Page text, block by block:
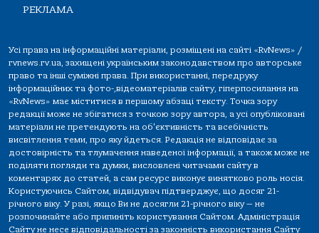
РЕКЛАМА
Усі права на інформаційні матеріали, розміщені на сайті «RvNews» /
rvnews.rv.ua, захищені українським законодавством про авторське
право та інші суміжні права. При використанні, передруку
інформаційних та фото-,відеоматеріалів сайту, гіперпосилання на
«RvNews» має міститися в першому абзаці тексту. Точка зору
редакції може не збігатися з точкою зору автора, а усі опубліковані
матеріали не претендують на об'єктивність та всебічність
висвітлення теми, про яку йдеться. Редакція не відповідає за
достовірність та тлумачення наведеної інформації, а також може не
поділяти погляди та думки, висловлені читачами сайту в
коментарях до статей, а сам ресурс виконує винятково роль носія.
Користуючись Сайтом, відвідувач підтверджує, що досяг 21-
річного віку. У разі, якщо Ви не досягли 21-річного віку — не
розпочинайте або припиніть користування Сайтом. Адміністрація
Сайту не несе відповідальності за законність використання Сайту